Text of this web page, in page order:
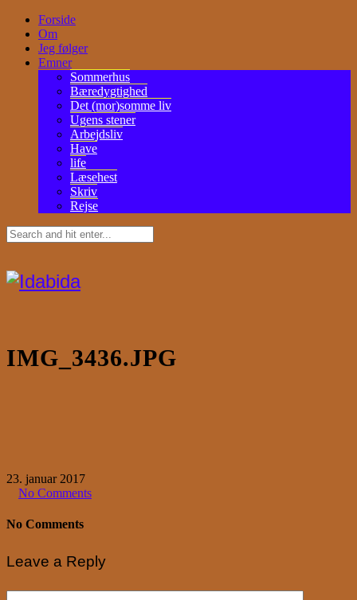
Forside
Om
Jeg følger
Emner
Sommerhus
Bæredygtighed
Det (mor)somme liv
Ugens stener
Arbejdsliv
Have
life
Læsehest
Skriv
Rejse
IMG_3436.JPG
23. januar 2017
No Comments
No Comments
Leave a Reply